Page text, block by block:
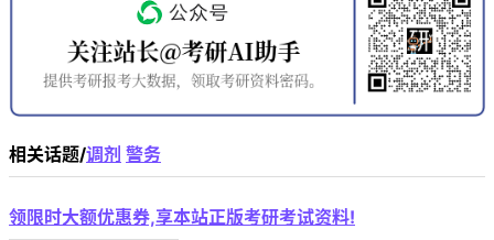
相关话题/调剂 警务
领限时大额优惠券,享本站正版考研考试资料!